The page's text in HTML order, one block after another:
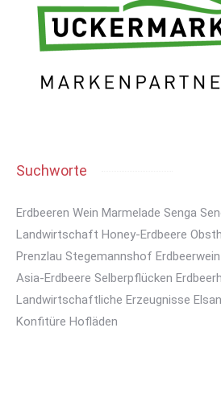
Suchworte
Erdbeeren Wein Marmelade Senga
Landwirtschaft Honey-Erdbeere
Prenzlau Stegemannshof Erdbeerwein
Asia-Erdbeere Selberpflücken
Landwirtschaftliche Erzeugnisse
Konfitüre Hofläden